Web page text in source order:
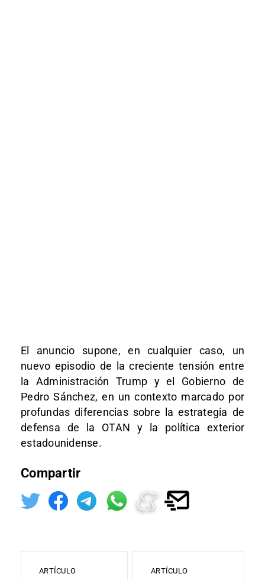
El anuncio supone, en cualquier caso, un
nuevo episodio de la creciente tensión entre
la Administración Trump y el Gobierno de
Pedro Sánchez, en un contexto marcado por
profundas diferencias sobre la estrategia de
defensa de la OTAN y la política exterior
estadounidense.
Compartir
ARTÍCULO ARTÍCULO